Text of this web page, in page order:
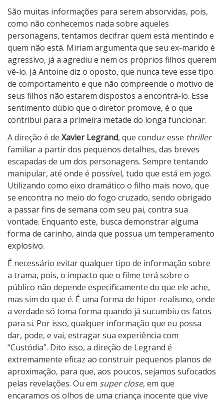
São muitas informações para serem absorvidas, pois,
como não conhecemos nada sobre aqueles
personagens, tentamos decifrar quem está mentindo e
quem não está. Miriam argumenta que seu ex-marido é
agressivo, já a agrediu e nem os próprios filhos querem
vê-lo. Já Antoine diz o oposto, que nunca teve esse tipo
de comportamento e que não compreende o motivo de
seus filhos não estarem dispostos a encontrá-lo. Esse
sentimento dúbio que o diretor promove, é o que
contribui para a primeira metade do longa funcionar.
A direção é de Xavier Legrand, que conduz esse thriller
familiar a partir dos pequenos detalhes, das breves
escapadas de um dos personagens. Sempre tentando
manipular, até onde é possível, tudo que está em jogo.
Utilizando como eixo dramático o filho mais novo, que
se encontra no meio do fogo cruzado, sendo obrigado
a passar fins de semana com seu pai, contra sua
vontade. Enquanto este, busca demonstrar alguma
forma de carinho, ainda que possua um temperamento
explosivo.
É necessário evitar qualquer tipo de informação sobre
a trama, pois, o impacto que o filme terá sobre o
público não depende especificamente do que ele ache,
mas sim do que é. É uma forma de hiper-realismo, onde
a verdade só toma forma quando já sucumbiu os fatos
para si. Por isso, qualquer informação que eu possa
dar, pode, e vai, estragar sua experiência com
“Custódia”. Dito isso, a direção de Legrand é
extremamente eficaz ao construir pequenos planos de
aproximação, para que, aos poucos, sejamos sufocados
pelas revelações. Ou em super close, em que
encaramos os olhos de uma criança inocente que vive